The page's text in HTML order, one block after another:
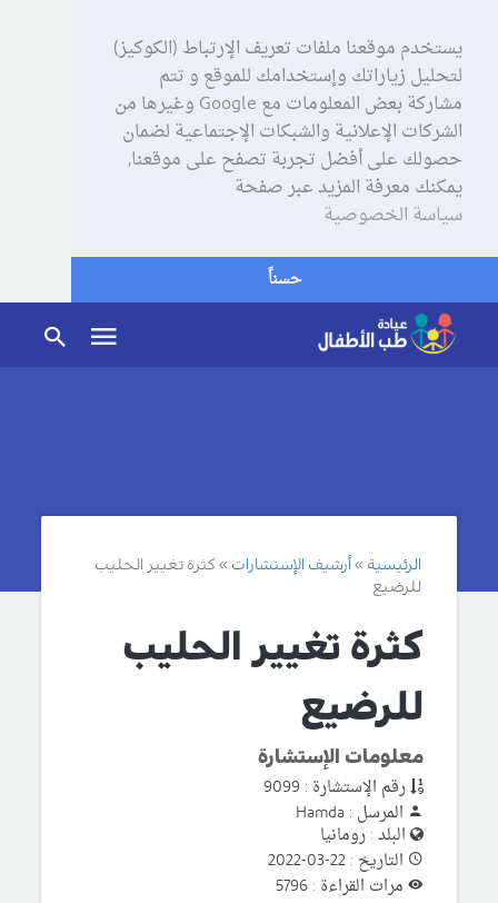
يستخدم موقعنا ملفات تعريف الإرتباط (الكوكيز)
لتحليل زياراتك وإستخدامك للموقع و تتم
مشاركة بعض المعلومات مع Google وغيرها من
الشركات الإعلانية والشبكات الإجتماعية لضمان
حصولك على أفضل تجربة تصفح على موقعنا,
يمكنك معرفة المزيد عبر صفحة
سياسة الخصوصية
حسناً
الرئيسية أرشيف الإستشارات
كثرة تغيير الحليب
للرضيع
كثرة تغيير الحليب
للرضيع
معلومات الإستشارة
رقم الإستشارة : 9099
المرسل : Hamda
البلد : رومانيا
التاريخ : 22-03-2022
مرات القراءة : 5796